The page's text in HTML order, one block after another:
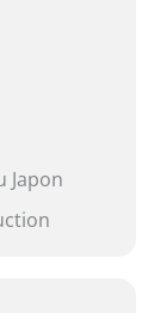
Japon